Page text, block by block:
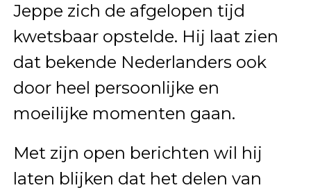
Jeppe zich de afgelopen tijd
kwetsbaar opstelde. Hij laat zien
dat bekende Nederlanders ook
door heel persoonlijke en
moeilijke momenten gaan.
Met zijn open berichten wil hij
laten blijken dat het delen van